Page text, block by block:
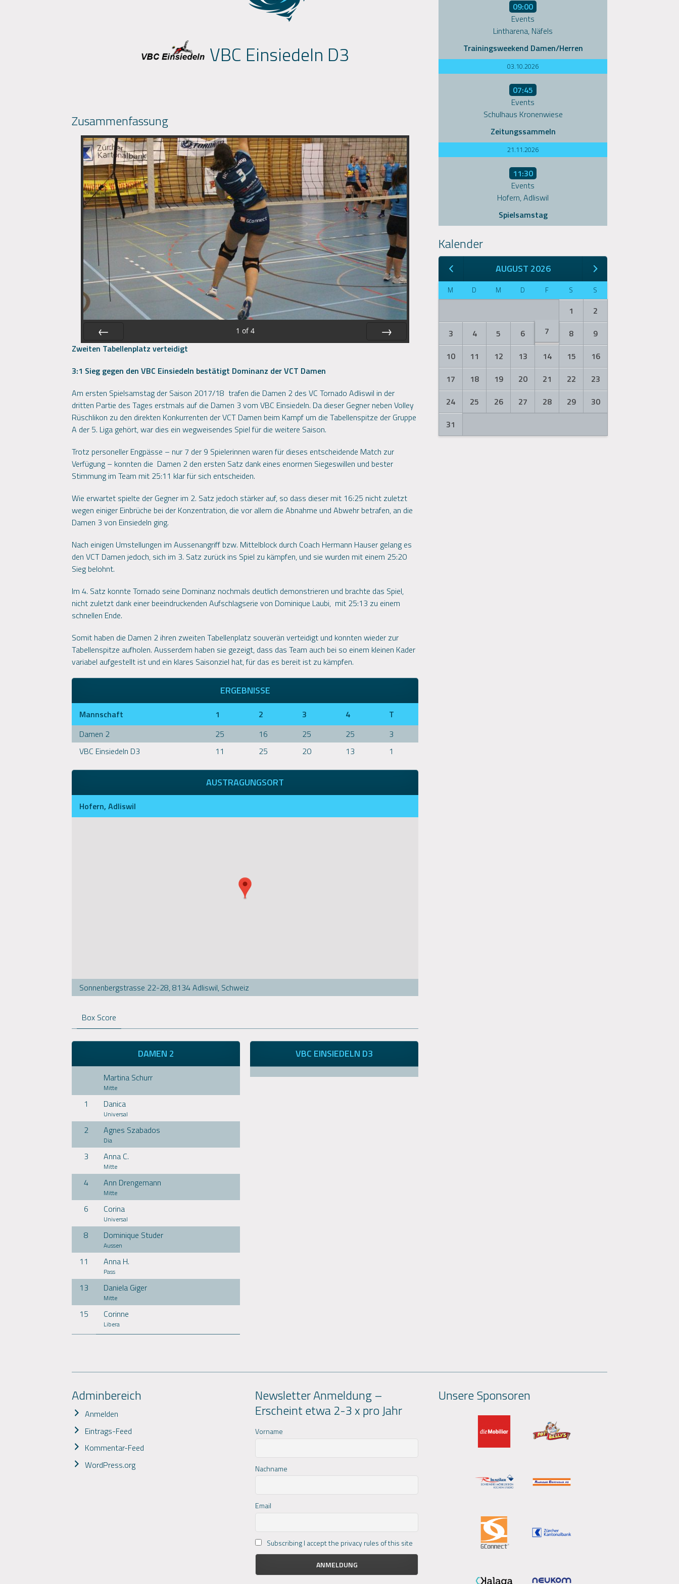
VBC Einsiedeln D3
Zusammenfassung
PREV
1 of 4
Zweiten Tabellenplatz verteidigt
3:1 Sieg gegen den VBC Einsiedeln bestätigt Dominanz der VCT Damen
Am ersten Spielsamstag der Saison 2017/18 trafen die Damen 2 des VC Tornado Adliswil in der
dritten Partie des Tages erstmals auf die Damen 3 vom VBC Einsiedeln. Da dieser Gegner neben Volley
Rüschlikon zu den direkten Konkurrenten der VCT Damen beim Kampf um die Tabellenspitze der Gruppe
A der 5. Liga gehört, war dies ein wegweisendes Spiel für die weitere Saison.
Trotz personeller Engpässe – nur 7 der 9 Spielerinnen waren für dieses entscheidende Match zur
Verfügung – konnten die Damen 2 den ersten Satz dank eines enormen Siegeswillen und bester
Stimmung im Team mit 25:11 klar für sich entscheiden.
Wie erwartet spielte der Gegner im 2. Satz jedoch stärker auf, so dass dieser mit 16:25 nicht zuletzt
wegen einiger Einbrüche bei der Konzentration, die vor allem die Abnahme und Abwehr betrafen, an die
Damen 3 von Einsiedeln ging.
Nach einigen Umstellungen im Aussenangriff bzw. Mittelblock durch Coach Hermann Hauser gelang es
den VCT Damen jedoch, sich im 3. Satz zurück ins Spiel zu kämpfen, und sie wurden mit einem 25:20
Sieg belohnt.
Im 4. Satz konnte Tornado seine Dominanz nochmals deutlich demonstrieren und brachte das Spiel,
nicht zuletzt dank einer beeindruckenden Aufschlagserie von Dominique Laubi, mit 25:13 zu einem
schnellen Ende.
Somit haben die Damen 2 ihren zweiten Tabellenplatz souverän verteidigt und konnten wieder zur
Tabellenspitze aufholen. Ausserdem haben sie gezeigt, dass das Team auch bei so einem kleinen Kader
variabel aufgestellt ist und ein klares Saisonziel hat, für das es bereit ist zu kämpfen.
ERGEBNISSE
Mannschaft 1 2 3 4
T
Damen 2
25 16 25 25
3
VBC Einsiedeln D3
11 25 20 13 1
AUSTRAGUNGSORT
Hofern, Adliswil
Sonnenbergstrasse 22-28, 8134 Adliswil, Schweiz
Box Score
DAMEN 2
Martina Schurr
Mitte
1 Danica
Universal
2 Agnes Szabados
Dia
3 Anna C.
Mitte
4 Ann Drengemann
Mitte
6 Corina
Universal
8 Dominique Studer
Aussen
11 Anna H.
Pass
13 Daniela Giger
Mitte
15 Corinne
Libera
VBC EINSIEDELN D3
09:00
Events
Lintharena, Näfels
Trainingsweekend Damen/Herren
03.10.2026
07:45
Events
Schulhaus Kronenwiese
Zeitungssammeln
21.11.2026
11:30
Events
Hofern, Adliswil
Spielsamstag
Kalender
AUGUST 2026
M D M D F S S
1
2
3
4 5 6 7 8
9
10
11 12 13 14 15
16
17
18 19 20 21 22
23
24
25 26 27 28 29
30
31
Adminbereich
Anmelden
Eintrags-Feed
Kommentar-Feed
WordPress.org
Newsletter Anmeldung –
Erscheint etwa 2-3 x pro Jahr
Vorname
Nachname
Email
Subscribing I accept the privacy rules of this site
Unsere Sponsoren